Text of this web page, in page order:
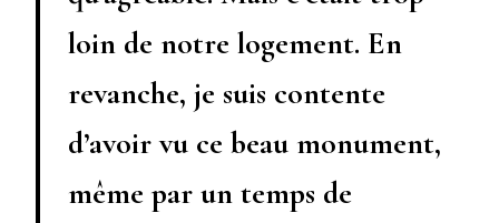
loin de notre logement. En
revanche, je suis contente
d’avoir vu ce beau monument,
même par un temps de